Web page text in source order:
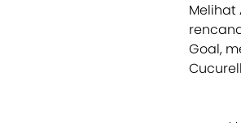
Melihat
Goal,